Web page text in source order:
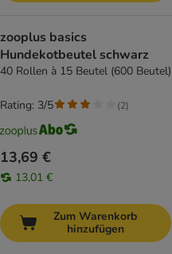
zooplus basics
Hundekotbeutel schwarz
40 Rollen à 15 Beutel (600 Beutel)
13,69 €
13,01 €
Rating: 3/5 (2)
Zum Warenkorb
hinzufügen